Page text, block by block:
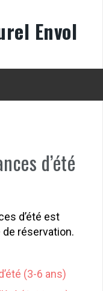
Envol
d’été
d’été est
réservation.
(3-6 ans)